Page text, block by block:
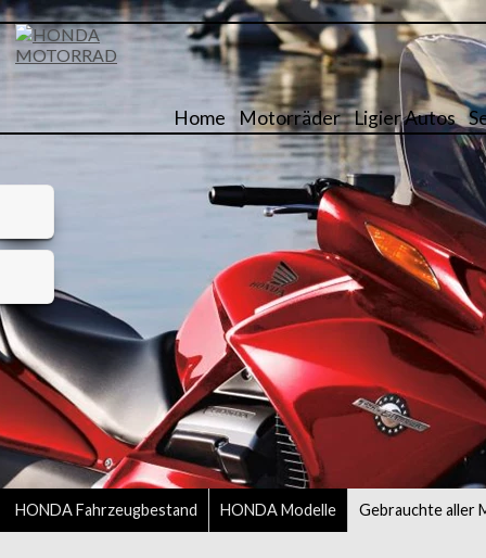
HONDA Fahrzeugbestand HONDA Modelle Gebrauchte aller
Home Motorräder Ligier Autos